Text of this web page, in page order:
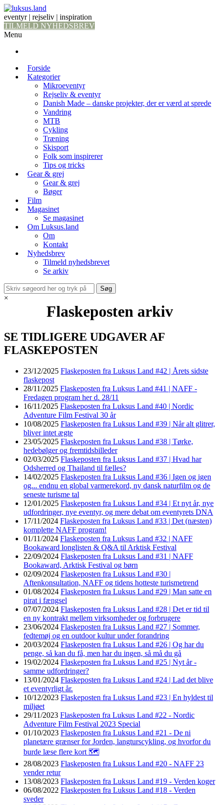
eventyr | rejseliv | inspiration
TILMELD NYHEDSBREV
Menu
Forside
Kategorier
Mikroeventyr
Rejseliv & eventyr
Danish Made – danske projekter, der er værd at sprede
Vandring
MTB
Cykling
Træning
Skisport
Folk som inspirerer
Tips og tricks
Gear & grej
Gear & grej
Bøger
Film
Magasinet
Se magasinet
Om Luksus.land
Om
Kontakt
Nyhedsbrev
Tilmeld nyhedsbrevet
Se arkiv
×
Flaskeposten arkiv
SE TIDLIGERE UDGAVER AF
FLASKEPOSTEN
23/12/2025 Flaskeposten fra Luksus Land #42 | Årets sidste
flaskepost
28/11/2025 Flaskeposten fra Luksus Land #41 | NAFF -
Fredagen program her d. 28/11
16/11/2025 Flaskeposten fra Luksus Land #40 | Nordic
Adventure Film Festival 30 år
10/08/2025 Flaskeposten fra Luksus Land #39 | Når alt glitrer,
bliver intet ægte
23/05/2025 Flaskeposten fra Luksus Land #38 | Tørke,
hedebølger og fremtidsbilleder
02/03/2025 Flaskeposten fra Luksus Land #37 | Hvad har
Odsherred og Thailand til fælles?
14/02/2025 Flaskeposten fra Luksus Land #36 | Igen og igen
og... endnu en global varmerekord, ny dansk naturfilm og de
seneste turisme tal
12/01/2025 Flaskeposten fra Luksus Land #34 | Et nyt år, nye
udfordringer, nye eventyr, og mere debat om eventyrets DNA
17/11/2024 Flaskeposten fra Luksus Land #33 | Det (næsten)
komplette NAFF program!
01/11/2024 Flaskeposten fra Luksus Land #32 | NAFF
Bookaward longlisten & Q&A til Arktisk Festival
22/09/2024 Flaskeposten fra Luksus Land #31 | NAFF
Bookaward, Arktisk Festival og børn
02/09/2024 Flaskeposten fra Luksus Land #30 |
Aftenkonsultation, NAFF og tidens hotteste turismetrend
01/08/2024 Flaskeposten fra Luksus Land #29 | Man satte en
pirat i fængsel
07/07/2024 Flaskeposten fra Luksus Land #28 | Det er tid til
en ny kontrakt mellem virksomheder og forbrugere
23/06/2024 Flaskeposten fra Luksus Land #27 | Sommer,
fedtemøj og en outdoor kultur under forandring
20/03/2024 Flaskeposten fra Luksus Land #26 | Og har du
penge, så kan du få, men har du ingen, så må du gå
19/02/2024 Flaskeposten fra Luksus Land #25 | Nyt år -
samme udfordringer?
13/01/2024 Flaskeposten fra Luksus Land #24 | Lad det blive
et eventyrligt år.
10/12/2023 Flaskeposten fra Luksus Land #23 | En hyldest til
miljøet
29/11/2023 Flaskeposten fra Luksus Land #22 - Nordic
Adventure Film Festival 2023 Special
01/10/2023 Flaskeposten fra Luksus Land #21 - De ni
planetære grænser for Jorden, langturscykling, og hvorfor du
burde læse flere kort 🗺️
28/08/2023 Flaskeposten fra Luksus Land #20 - NAFF 23
vender retur
13/08/2023 Flaskeposten fra Luksus Land #19 - Verden koger
06/08/2022 Flaskeposten fra Luksus Land #18 - Verden
sveder